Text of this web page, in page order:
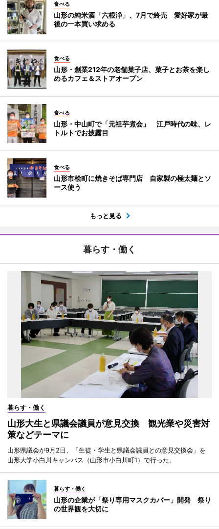
食べる
山形の純米酒「六根浄」、7月で終売 愛好家が最
後の一本買い求める
食べる
山形・創業212年の老舗菓子店、菓子とお茶を楽し
めるカフェ＆ストアオープン
食べる
山形・中山町で「元祖芋煮会」 江戸時代の味、レ
トルトでお披露目
食べる
山形市桧町に焼きそば専門店 自家製の極太麺とソ
ース使う
もっと見る
暮らす・働く
暮らす・働く
山形大生と県議会議員が意見交換 観光業や災害対
策などテーマに
山形県議会が9月2日、「生徒・学生と県議会議員との意見交換会」を
山形大学小白川キャンパス（山形市小白川町1）で行った。
暮らす・働く
山形の企業が「祭り専用マスクカバー」開発 祭り
の世界観を大切に